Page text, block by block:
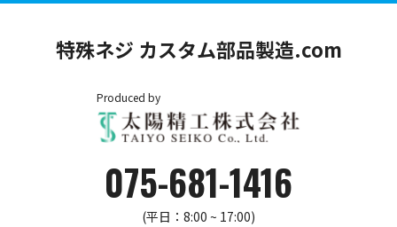
特殊ネジ カスタム部品製造.com
Produced by
075-681-1416
(平日：8:00 ~ 17:00)